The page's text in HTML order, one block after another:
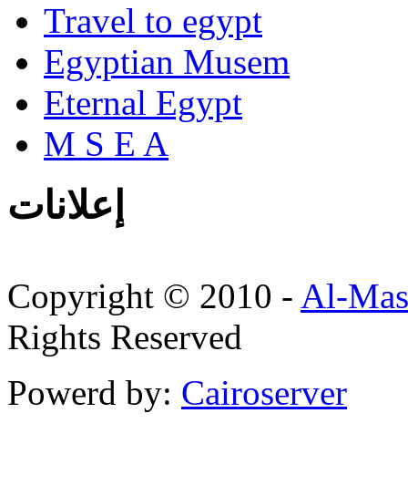
Travel to egypt
Egyptian Musem
Eternal Egypt
M S E A
إعلانات
Copyright © 2010 - Al-
Rights Reserved
Powerd by: Cairoserver